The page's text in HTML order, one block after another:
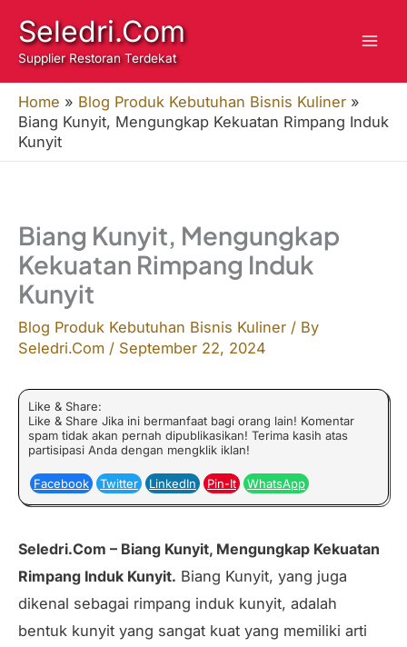
content
Seledri.Com
Supplier Restoran Terdekat
Home » Blog Produk Kebutuhan Bisnis Kuliner »
Biang Kunyit, Mengungkap Kekuatan Rimpang Induk
Kunyit
Biang Kunyit, Mengungkap
Kekuatan Rimpang Induk
Kunyit
Blog Produk Kebutuhan Bisnis Kuliner / By
Seledri.Com / September 22, 2024
Like & Share:
Like & Share Jika ini bermanfaat bagi orang lain! Komentar
spam tidak akan pernah dipublikasikan! Terima kasih atas
partisipasi Anda dengan mengklik iklan!
Facebook Twitter LinkedIn Pin-It WhatsApp
Seledri.Com – Biang Kunyit, Mengungkap Kekuatan
Rimpang Induk Kunyit. Biang Kunyit, yang juga
dikenal sebagai rimpang induk kunyit, adalah
bentuk kunyit yang sangat kuat yang memiliki arti